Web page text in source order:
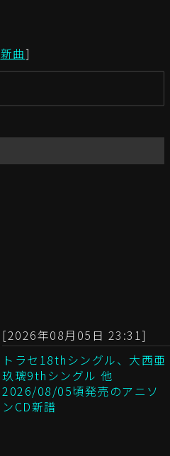
新曲]
[2026年08月05日 23:31]
トラセ18thシングル、大西亜
玖璃9thシングル 他
2026/08/05頃発売のアニソ
ンCD新譜